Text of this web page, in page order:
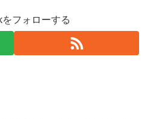
をフォローする